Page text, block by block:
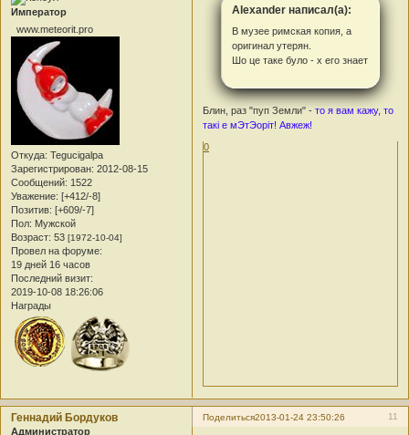
Император
www.meteorit.pro
Откуда: Tegucigalpa
Зарегистрирован: 2012-08-15
Сообщений: 1522
Уважение: [+412/-8]
Позитив: [+609/-7]
Пол: Мужской
Возраст: 53 [1972-10-04]
Провел на форуме:
19 дней 16 часов
Последний визит:
2019-10-08 18:26:06
Награды
Alexander написал(а):
В музее римская копия, а
оригинал утерян.
Шо це таке було - х его знает
Блин, раз "пуп Земли" - то я вам кажу, то
такi е мЭтЭорiт! Авжеж!
0
Поделиться 11
2013-01-24 23:50:26
Геннадий Бордуков
Администратор